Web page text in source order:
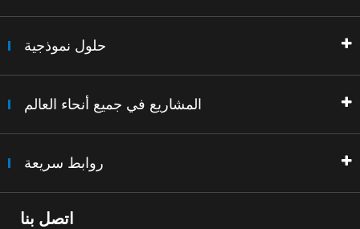
حلول نموذجية
المشاريع في جميع أنحاء العالم
روابط سريعة
اتصل بنا